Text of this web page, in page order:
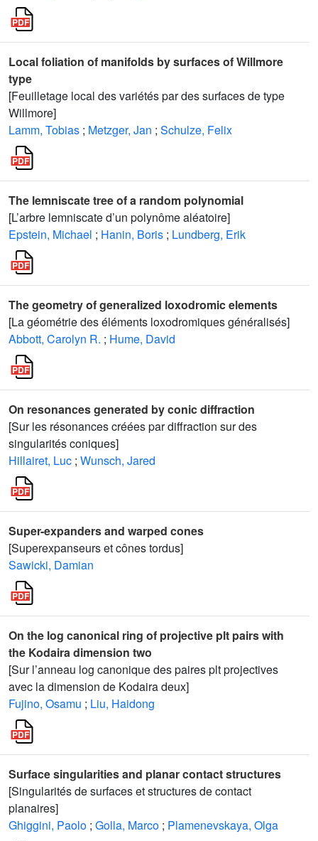
Local foliation of manifolds by surfaces of Willmore
type
[Feuilletage local des variétés par des surfaces de type
Willmore]
Lamm, Tobias ; Metzger, Jan ; Schulze, Felix
The lemniscate tree of a random polynomial
[L’arbre lemniscate d’un polynôme aléatoire]
Epstein, Michael ; Hanin, Boris ; Lundberg, Erik
The geometry of generalized loxodromic elements
[La géométrie des éléments loxodromiques généralisés]
Abbott, Carolyn R. ; Hume, David
On resonances generated by conic diffraction
[Sur les résonances créées par diffraction sur des
singularités coniques]
Hillairet, Luc ; Wunsch, Jared
Super-expanders and warped cones
[Superexpanseurs et cônes tordus]
Sawicki, Damian
On the log canonical ring of projective plt pairs with
the Kodaira dimension two
[Sur l’anneau log canonique des paires plt projectives
avec la dimension de Kodaira deux]
Fujino, Osamu ; Liu, Haidong
Surface singularities and planar contact structures
[Singularités de surfaces et structures de contact
planaires]
Ghiggini, Paolo ; Golla, Marco ; Plamenevskaya, Olga